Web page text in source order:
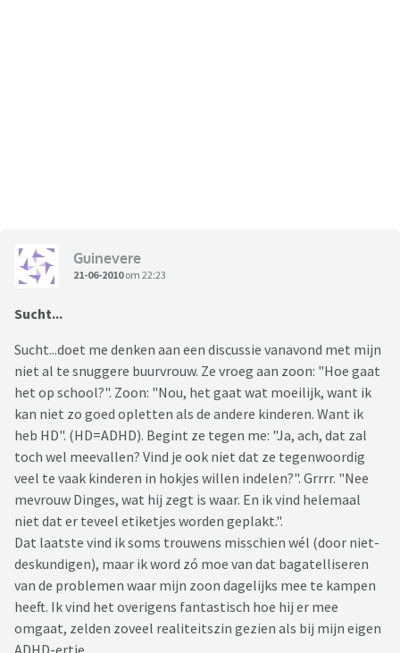
Guinevere
21-06-2010om 22:23
Sucht...
Sucht...doet me denken aan een discussie vanavond met mijn
niet al te snuggere buurvrouw. Ze vroeg aan zoon: "Hoe gaat
het op school?". Zoon: "Nou, het gaat wat moeilijk, want ik
kan niet zo goed opletten als de andere kinderen. Want ik
heb HD". (HD=ADHD). Begint ze tegen me: "Ja, ach, dat zal
toch wel meevallen? Vind je ook niet dat ze tegenwoordig
veel te vaak kinderen in hokjes willen indelen?". Grrrr. "Nee
mevrouw Dinges, wat hij zegt is waar. En ik vind helemaal
niet dat er teveel etiketjes worden geplakt.".
Dat laatste vind ik soms trouwens misschien wél (door niet-
deskundigen), maar ik word zó moe van dat bagatelliseren
van de problemen waar mijn zoon dagelijks mee te kampen
heeft. Ik vind het overigens fantastisch hoe hij er mee
omgaat, zelden zoveel realiteitszin gezien als bij mijn eigen